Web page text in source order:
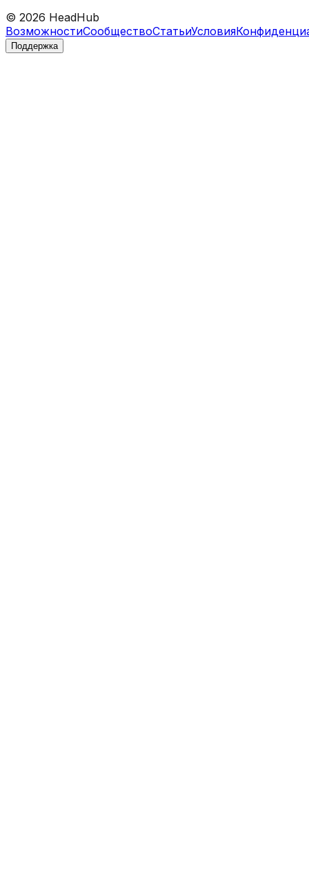
© 2026 HeadHub
ВозможностиСообществоСтатьиУсловия
Поддержка